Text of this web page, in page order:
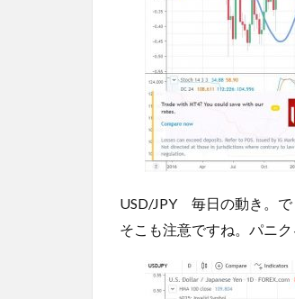
USD/JPY 毎日の動き。で
そこも注意ですね。パニク